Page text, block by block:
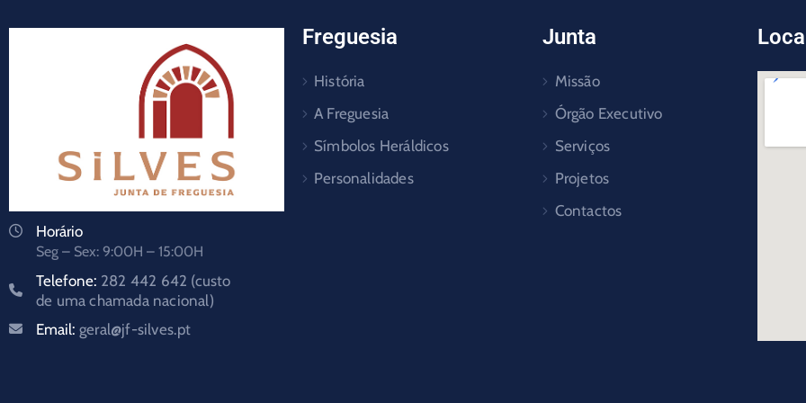
Horário
Seg – Sex: 9:00H – 15:00H
Telefone: 282 442 642 (custo
de uma chamada nacional)
Email: geral@jf-silves.pt
Freguesia
História
A Freguesia
Símbolos Heráldicos
Personalidades
Junta
Missão
Órgão Executivo
Serviços
Projetos
Contactos